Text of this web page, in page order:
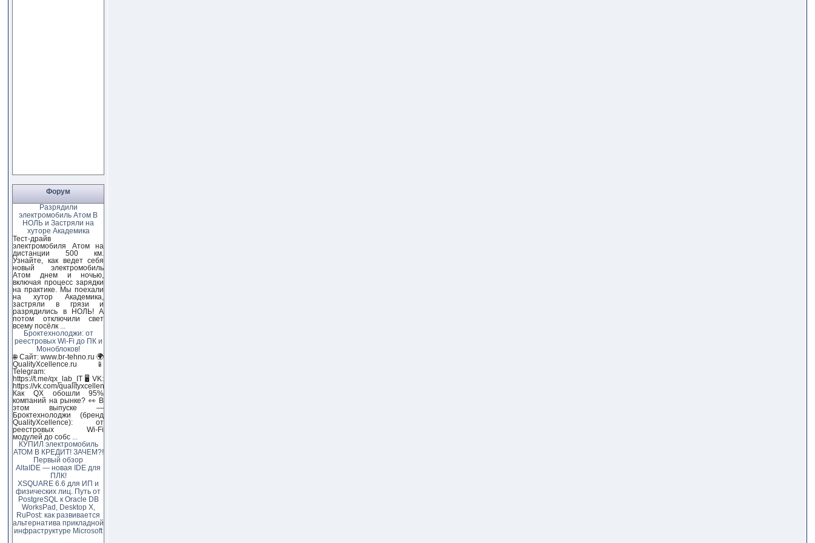
Форум
Разрядили
электромобиль Атом В
НОЛЬ и Застряли на
хуторе Академика
Тест-драйв
электромобиля Атом на
дистанции 500 км.
Узнайте, как ведет себя
новый электромобиль
Атом днем и ночью,
включая процесс зарядки
на практике. Мы поехали
на хутор Академика,
застряли в грязи и
разрядились в НОЛЬ! А
потом отключили свет
всему посёлк
Броктехнолоджи: от
реестровых Wi-Fi до ПК и
Моноблоков!
🌐 Сайт: www.br-tehno.ru 🌍
QualityXcellence.ru 📱
Telegram:
https://t.me/qx_lab_IT 🖥 VK:
https://vk.com/qualityxcellenc
Как QX обошли 95%
компаний на рынке? 👀 В
этом выпуске —
Броктехнолоджи (бренд
QualityXcellence): от
реестровых Wi-Fi
модулей до собс
КУПИЛ электромобиль
АТОМ В КРЕДИТ! ЗАЧЕМ?!
Первый обзор
AltaIDE — новая IDE для
ПЛК!
XSQUARE 6.6 для ИП и
физических лиц. Путь от
PostgreSQL к Oracle DB
WorksPad, Desktop X,
RuPost: как развивается
альтернатива прикладной
инфраструктуре Microsoft